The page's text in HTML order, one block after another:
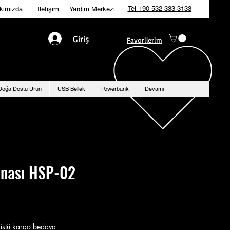
İletişim Yardım Merkezi Tel +90 532 333 3133
Giriş Favorilerim
Dostu Ürün USB Bellek Powerbank Devamı
HSP-02
kargo bedava